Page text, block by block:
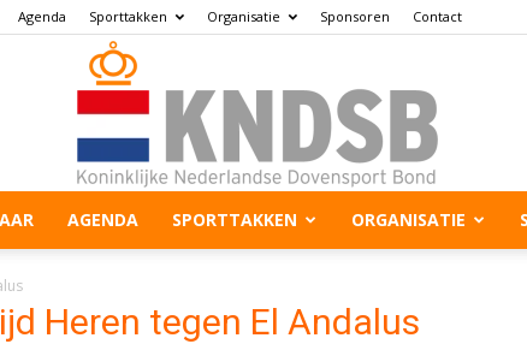
Agenda Sporttakken Organisatie Sponsoren Contact
AGENDA SPORTTAKKEN ORGANISATIE
Heren tegen El Andalus